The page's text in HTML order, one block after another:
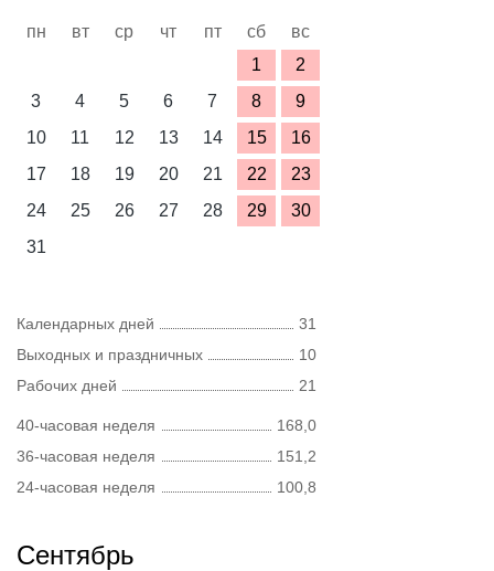
пн вт ср чт пт сб
вс
1
2
3
4 5 6 7 8
9
10
11 12 13 14 15
16
17
18 19 20 21 22
23
24
25 26 27 28 29
30
31
Календарных дней
31
Выходных и праздничных
10
Рабочих дней
21
40-часовая неделя
168,0
36-часовая неделя
151,2
24-часовая неделя
100,8
Сентябрь